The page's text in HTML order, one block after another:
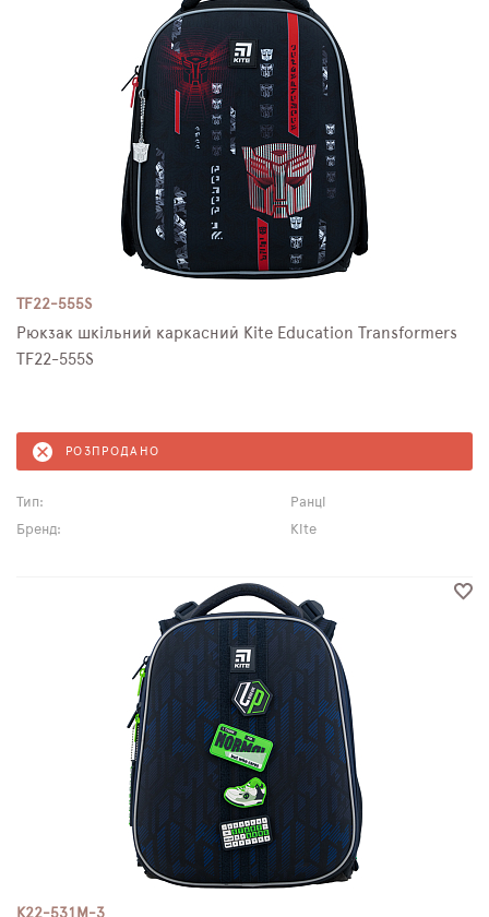
TF22-555S
Рюкзак шкільний каркасний Kite Education Transformers
TF22-555S
РОЗПРОДАНО
Тип:
Ранці
Бренд:
Kite
K22-531M-3